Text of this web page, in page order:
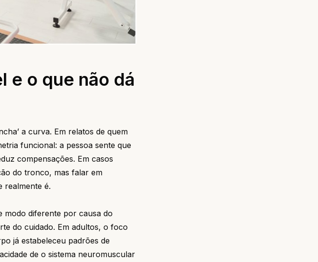
e o que não dá
a curva. Em relatos de quem
funcional: a pessoa sente que
compensações. Em casos
do tronco, mas falar em
realmente é.
modo diferente por causa do
do cuidado. Em adultos, o foco
já estabeleceu padrões de
de o sistema neuromuscular